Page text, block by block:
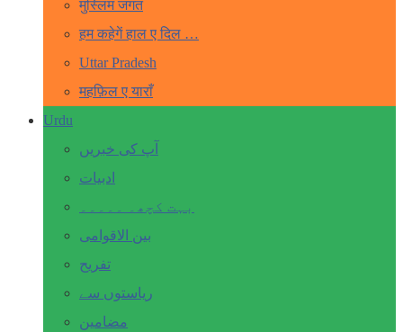
मुस्लिम जगत
हम कहेगें हाल ए दिल …
Uttar Pradesh
महफ़िल ए याराँ
Urdu
آپ کی خبریں
ادبیات
بہت کچھ۔ ۔۔۔۔۔
بین الاقوامی
تفریح
ریاستوں سے
مضامین